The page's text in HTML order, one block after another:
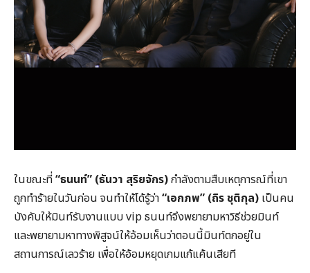
ในขณะที่“ธนนท์” (ธันวา สุริยจักร)กำลังตามสืบเหตุการณ์ที่เขา
ถูกทำร้ายในวันก่อน จนทำให้ได้รู้ว่า“เอกภพ” (ถิร ชุติกุล) เป็นคน
บังคับให้มินท์รับงานแบบ vip ธนนท์จึงพยายามหาวิธีช่วยมินท์
และพยายามหาทางพิสูจน์ให้อ้อมเห็นว่าตอนนี้มินท์ตกอยู่ใน
สถานการณ์เลวร้าย เพื่อให้อ้อมหยุดเกมแก้แค้นเสียที